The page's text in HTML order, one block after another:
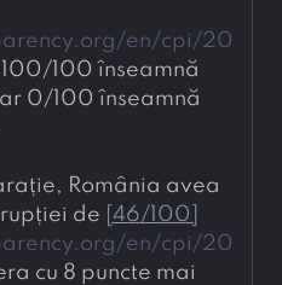
en/cpi/20
100/100 înseamnă
0/100 înseamnă
România avea
de
46/100
en/cpi/20
cu 8 puncte mai